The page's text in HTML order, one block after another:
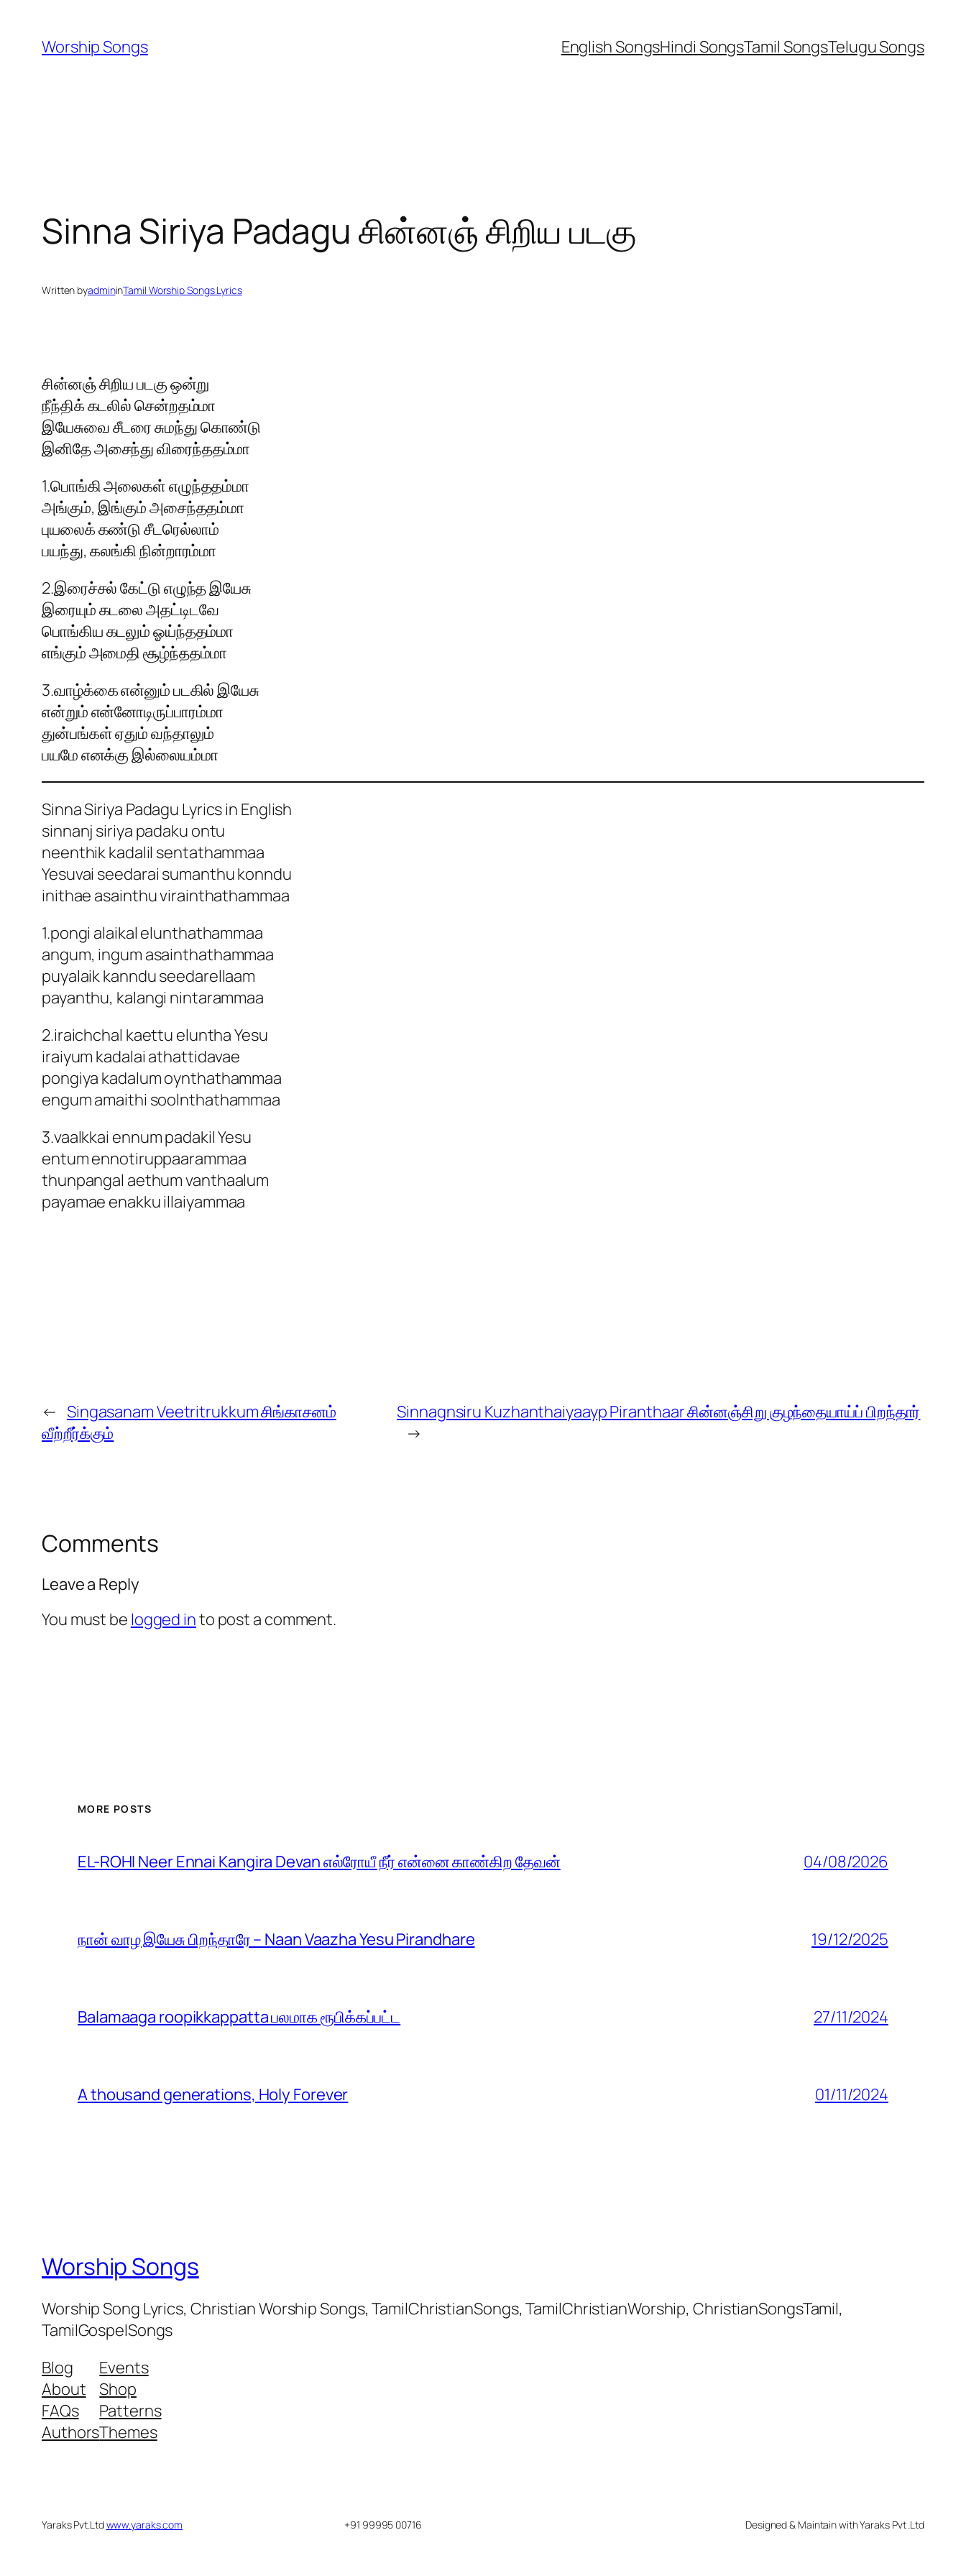
content
Worship Songs English SongsHindi SongsTamil SongsTelugu Songs
Sinna Siriya Padagu சின்னஞ் சிறிய படகு
Written byadmininTamil Worship Songs Lyrics
சின்னஞ் சிறிய படகு ஒன்று
நீந்திக் கடலில் சென்றதம்மா
இயேசுவை சீடரை சுமந்து கொண்டு
இனிதே அசைந்து விரைந்ததம்மா
1.பொங்கி அலைகள் எழுந்ததம்மா
அங்கும், இங்கும் அசைந்ததம்மா
புயலைக் கண்டு சீடரெல்லாம்
பயந்து, கலங்கி நின்றாரம்மா
2.இரைச்சல் கேட்டு எழுந்த இயேசு
இரையும் கடலை அதட்டிடவே
பொங்கிய கடலும் ஓய்ந்ததம்மா
எங்கும் அமைதி சூழ்ந்ததம்மா
3.வாழ்க்கை என்னும் படகில் இயேசு
என்றும் என்னோடிருப்பாரம்மா
துன்பங்கள் ஏதும் வந்தாலும்
பயமே எனக்கு இல்லையம்மா
Sinna Siriya Padagu Lyrics in English
sinnanj siriya padaku ontu
neenthik kadalil sentathammaa
Yesuvai seedarai sumanthu konndu
inithae asainthu virainthathammaa
1.pongi alaikal elunthathammaa
angum, ingum asainthathammaa
puyalaik kanndu seedarellaam
payanthu, kalangi nintarammaa
2.iraichchal kaettu eluntha Yesu
iraiyum kadalai athattidavae
pongiya kadalum oynthathammaa
engum amaithi soolnthathammaa
3.vaalkkai ennum padakil Yesu
entum ennotiruppaarammaa
thunpangal aethum vanthaalum
payamae enakku illaiyammaa
← Singasanam Veetritrukkum சிங்காசனம்
வீற்றீர்க்கும்
Sinnagnsiru Kuzhanthaiyaayp Piranthaar சின்னஞ்சிறு குழந்தையாய்ப் பிறந்தார்
→
Comments
Leave a Reply
You must be logged into post a comment.
MORE POSTS
EL-ROHI Neer Ennai Kangira Devan எல்ரோயீ நீர் என்னை காண்கிற தேவன் 04/08/2026
நான் வாழ இயேசு பிறந்தாரே – Naan Vaazha Yesu Pirandhare 19/12/2025
Balamaaga roopikkappatta பலமாக ரூபிக்கப்பட்ட 27/11/2024
A thousand generations, Holy Forever 01/11/2024
Worship Songs
Worship Song Lyrics, Christian Worship Songs, TamilChristianSongs, TamilChristianWorship, ChristianSongsTamil,
TamilGospelSongs
Blog
About
FAQs
Authors
Events
Shop
Patterns
Themes
Yaraks Pvt.Ltdwww.yaraks.com +91 99995 00716 Designed & Maintain with Yaraks Pvt .Ltd